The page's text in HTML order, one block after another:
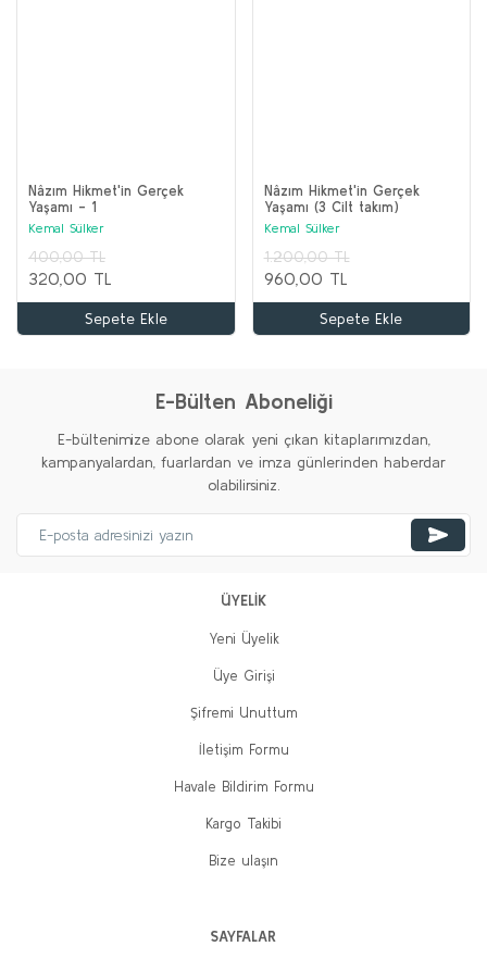
Nâzım Hikmet'in Gerçek
Yaşamı - 1
Kemal Sülker
400,00 TL
320,00 TL
Sepete Ekle
Nâzım Hikmet'in Gerçek
Yaşamı (3 Cilt takım)
Kemal Sülker
1.200,00 TL
960,00 TL
Sepete Ekle
E-Bülten Aboneliği
E-bültenimize abone olarak yeni çıkan kitaplarımızdan,
kampanyalardan, fuarlardan ve imza günlerinden haberdar
olabilirsiniz.
ÜYELİK
Yeni Üyelik
Üye Girişi
Şifremi Unuttum
İletişim Formu
Havale Bildirim Formu
Kargo Takibi
Bize ulaşın
SAYFALAR